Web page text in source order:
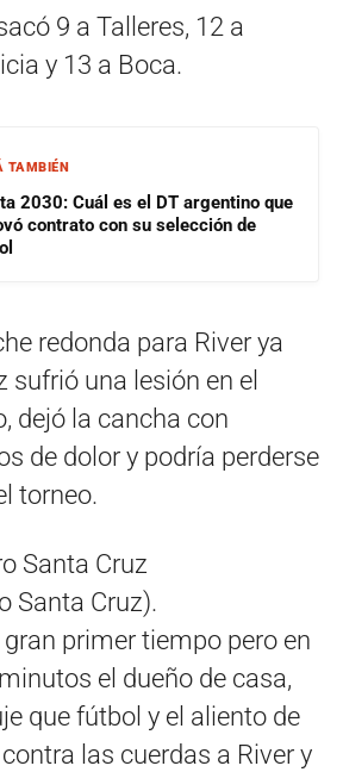
9 a Talleres, 12 a
y 13 a Boca.
TAMBIÉN
2030: Cuál es el DT argentino que
contrato con su selección de
redonda para River ya
sufrió una lesión en el
dejó la cancha con
de dolor y podría perderse
torneo.
Santa Cruz).
primer tiempo pero en
el dueño de casa,
que fútbol y el aliento de
las cuerdas a River y